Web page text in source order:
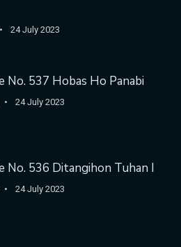
24 July 2023
No. 537 Hobas Ho Panabi
24 July 2023
No. 536 Ditangihon Tuhan I
24 July 2023